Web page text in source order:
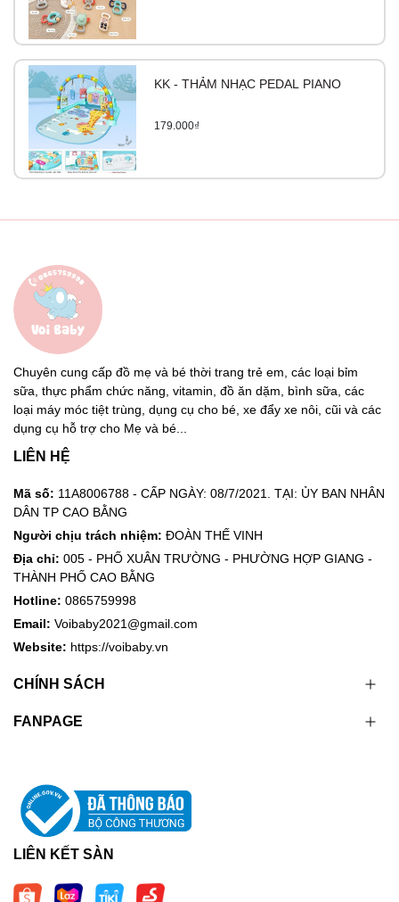
KK - THẢM NHẠC PEDAL PIANO
179.000₫
Chuyên cung cấp đồ mẹ và bé thời trang trẻ em, các loại bỉm
sữa, thực phẩm chức năng, vitamin, đồ ăn dặm, bình sữa, các
loại máy móc tiệt trùng, dụng cụ cho bé, xe đẩy xe nôi, cũi và các
dụng cụ hỗ trợ cho Mẹ và bé...
LIÊN HỆ
Mã số: 11A8006788 - CẤP NGÀY: 08/7/2021. TẠI: ỦY BAN NHÂN
DÂN TP CAO BẰNG
Người chịu trách nhiệm: ĐOÀN THẾ VINH
Địa chỉ: 005 - PHỐ XUÂN TRƯỜNG - PHƯỜNG HỢP GIANG -
THÀNH PHỐ CAO BẰNG
Hotline: 0865759998
Email: Voibaby2021@gmail.com
Website: https://voibaby.vn
CHÍNH SÁCH
FANPAGE
LIÊN KẾT SÀN